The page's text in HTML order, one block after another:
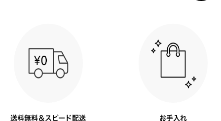
送料無料＆スピード配送 お手入れ